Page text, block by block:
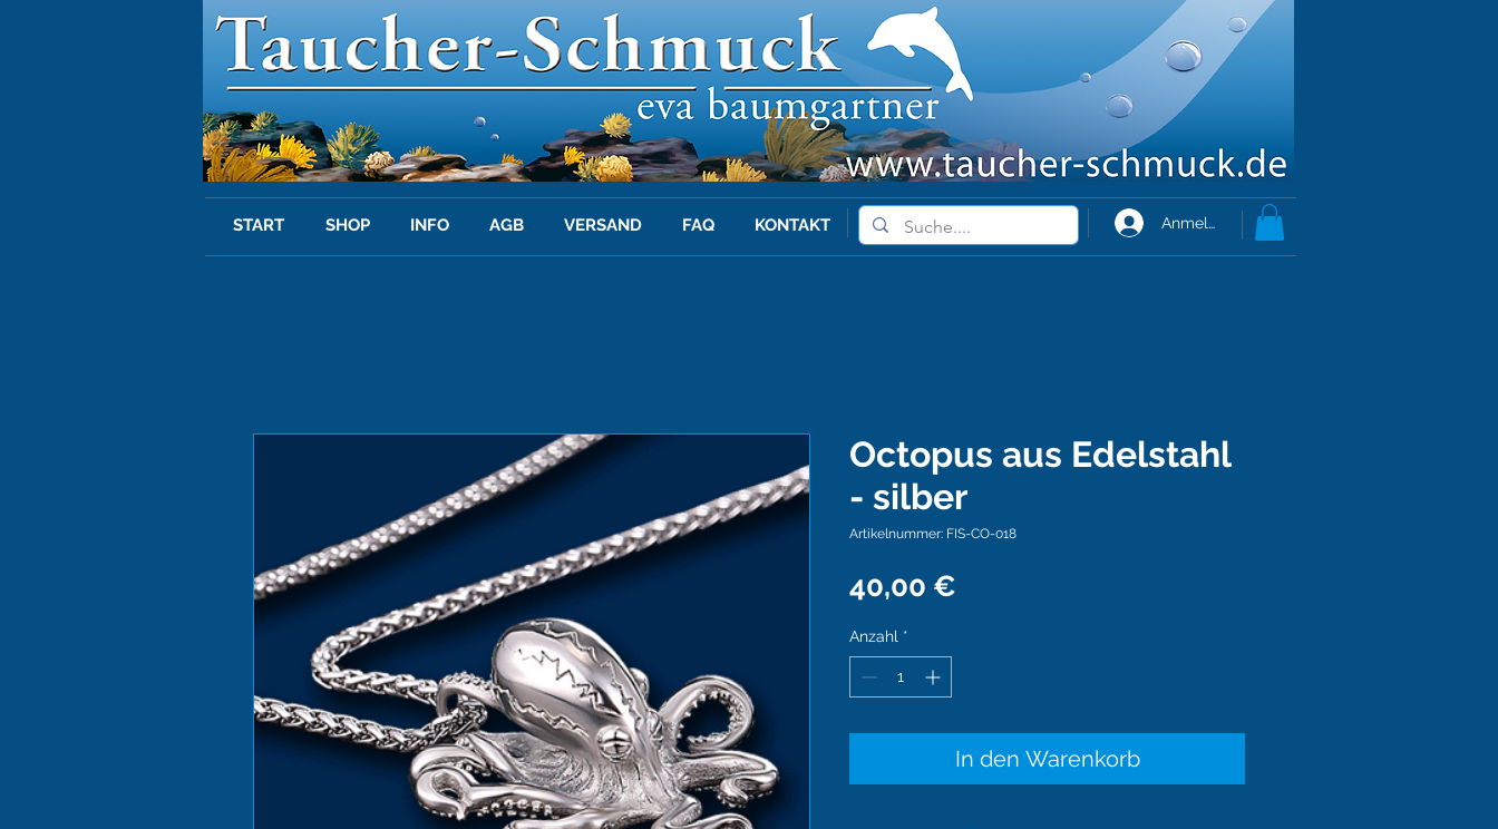
START SHOP INFO AGB VERSAND FAQ KONTAKT Anmelden
Octopus aus Edelstahl
- silber
Artikelnummer: FIS-CO-018
40,00 €
Anzahl *
In den Warenkorb